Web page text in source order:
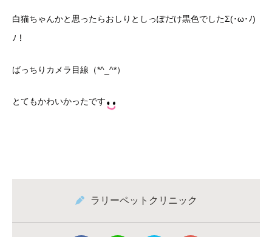
白猫ちゃんかと思ったらおしりとしっぽだけ黒色でしたΣ(･ω･ﾉ)
ﾉ！
ばっちりカメラ目線（*^_^*）
とてもかわいかったです
ラリーペットクリニック